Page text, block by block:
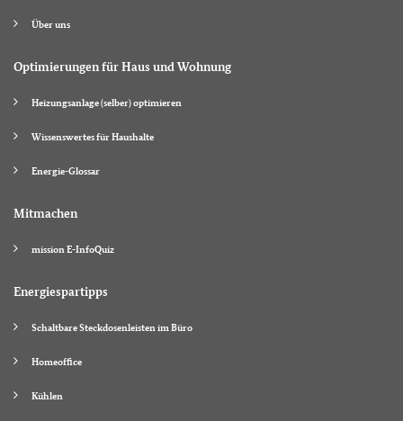
Über uns
Optimierungen für Haus und Wohnung
Heizungsanlage (selber) optimieren
Wissenswertes für Haushalte
Energie-Glossar
Mitmachen
mission E-InfoQuiz
Energiespartipps
Schaltbare Steckdosenleisten im Büro
Homeoffice
Kühlen